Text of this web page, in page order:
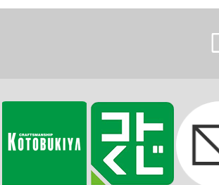
■スタートデッキ FLOW
【ホロメンカード】
響咲リオナ／輪堂千速／